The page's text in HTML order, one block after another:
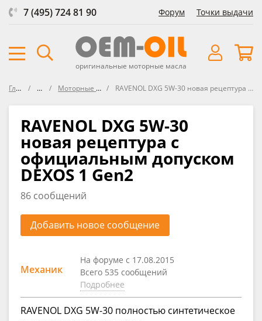
7 (495) 724 81 90 Форум Точки выдачи
оригинальные моторные масла
Главная ФорумМоторные масла RAVENOL RAVENOL DXG 5W-30 новая рецептура с официальным допуском DEXOS 1 Gen2
RAVENOL DXG 5W-30
новая рецептура с
официальным допуском
DEXOS 1 Gen2
86 сообщений
Добавить новое сообщение
Механик
На форуме с 17.08.2015
Всего 535 сообщений
Подробнее
RAVENOL DXG 5W-30 полностью синтетическое